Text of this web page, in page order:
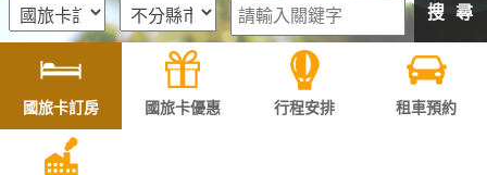
灣
訂
房
搜 尋
國旅卡訂房 國旅卡優惠 行程安排 租車預約